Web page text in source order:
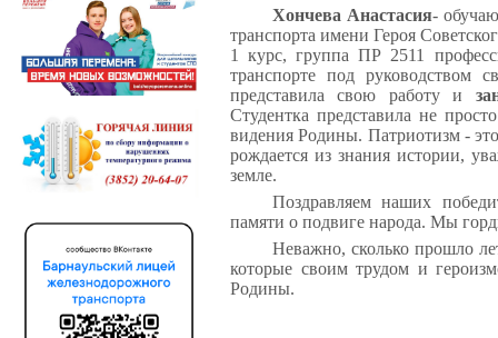
Хончева Анастасия-
транспорта имени Героя
1 курс, группа ПР 2511
транспорте под руководством
представила свою работу и
Студентка представила не
видения Родины. Патриотизм -
рождается из знания истории,
земле.
Поздравляем наших
памяти о подвиге народа. Мы
Неважно, сколько прошло
которые своим трудом и
Родины.